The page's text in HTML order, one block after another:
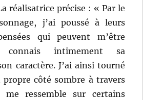
réalisatrice précise : « Par le
j’ai poussé à leurs
qui peuvent m’être
connais intimement sa
caractère. J’ai ainsi tourné
côté sombre à travers
ressemble sur certains